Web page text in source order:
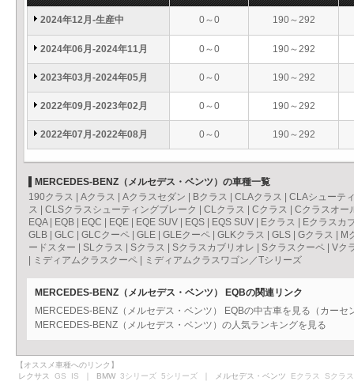
2024年12月-生産中 0～0 190～292
2024年06月-2024年11月 0～0 190～292
2023年03月-2024年05月 0～0 190～292
2022年09月-2023年02月 0～0 190～292
2022年07月-2022年08月 0～0 190～292
MERCEDES-BENZ（メルセデス・ベンツ）の車種一覧
190クラス
Aクラス Aクラスセダン Bクラス CLAクラス
CLAシューテ
ス
CLSクラスシューティングブレーク CLクラス Cクラス
Cクラスオー
EQA| EQB EQC EQE EQE SUV EQS EQS SUV Eクラス
Eクラスカ
GLB
GLC GLCクーペ GLE GLEクーペ GLKクラス GLS Gクラス
M
ードスター
SLクラス Sクラス Sクラスカブリオレ Sクラスクーペ
Vク
ミディアムクラスクーペ ミディアムクラスワゴン／Tシリーズ
MERCEDES-BENZ（メルセデス・ベンツ） EQBの関連リンク
MERCEDES-BENZ（メルセデス・ベンツ） EQBの中古車を見る（カーセ
MERCEDES-BENZ（メルセデス・ベンツ）の人気ランキングを見る
【オススメ車種へのリンク】
レクサス GS IS ｜ BMW 3シリーズ 5シリーズ ｜ メルセデス・ベンツ Eクラス Sクラス